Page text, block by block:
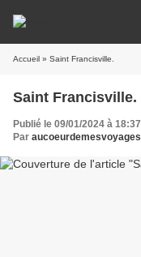
Accueil » Saint Francisville.
Saint Francisville.
Publié le 09/01/2024 à 18:37
Par aucoeurdemesvoyages